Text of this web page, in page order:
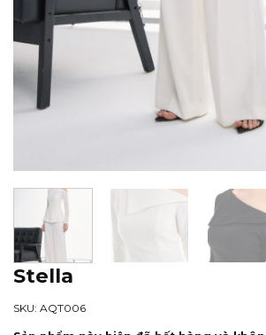
Stella
SKU: AQT006